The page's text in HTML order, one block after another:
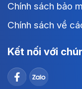
Chính sách bảo
Chính sách về
Kết nối với